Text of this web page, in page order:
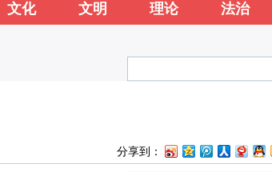
文化 文明 理论 法治
分享到：